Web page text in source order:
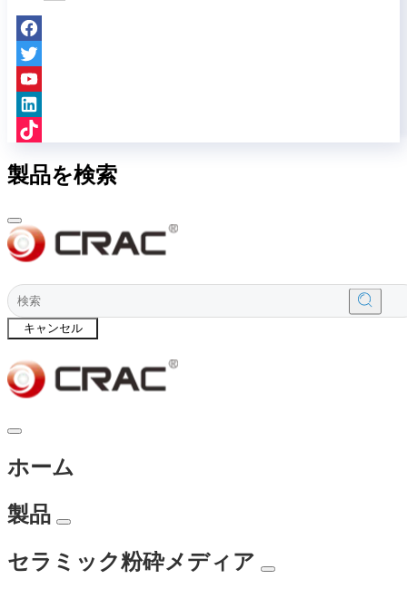
製品を検索
キャンセル
ホーム
製品
セラミック粉砕メディア